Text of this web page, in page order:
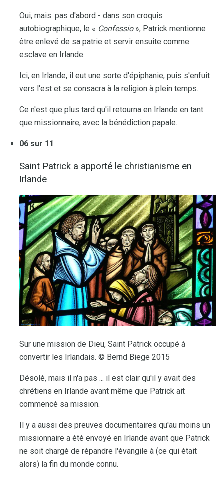
Oui, mais: pas d'abord - dans son croquis
autobiographique, le « Confessio», Patrick mentionne
être enlevé de sa patrie et servir ensuite comme
esclave en Irlande.
Ici, en Irlande, il eut une sorte d'épiphanie, puis s'enfuit
vers l'est et se consacra à la religion à plein temps.
Ce n'est que plus tard qu'il retourna en Irlande en tant
que missionnaire, avec la bénédiction papale.
06 sur 11
Saint Patrick a apporté le christianisme en
Irlande
Sur une mission de Dieu, Saint Patrick occupé à
convertir les Irlandais. © Bernd Biege 2015
Désolé, mais il n'a pas ... il est clair qu'il y avait des
chrétiens en Irlande avant même que Patrick ait
commencé sa mission.
Il y a aussi des preuves documentaires qu'au moins un
missionnaire a été envoyé en Irlande avant que Patrick
ne soit chargé de répandre l'évangile à (ce qui était
alors) la fin du monde connu.